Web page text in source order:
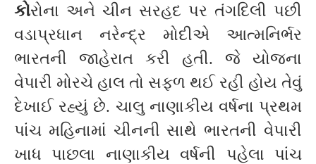
કોરોના અને ચીન સરહદ પર તંગદિલી પછી
વડાપ્રધાન નરેન્દ્ર મોદીએ આત્મનિર્ભર
ભારતની જાહેરાત કરી હતી. જે યોજના
વેપારી મોરચે હાલ તો સફળ થઈ રહી હોય તેવું
દેખાઈ રહ્યું છે. ચાલુ નાણાકીય વર્ષના પ્રથમ
પાંચ મહિનામાં ચીનની સાથે ભારતની વેપારી
ખાધ પાછલા નાણાકીય વર્ષની પહેલા પાંચ